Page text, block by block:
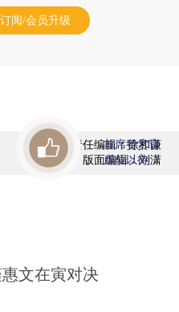
订阅/会员升级
责任编辑：徐和谦
版面编辑：刘潇
首席赞赏官
虚位以待
文在寅对决